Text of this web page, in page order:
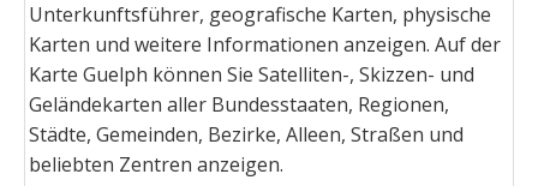
Unterkunftsführer, geografische Karten, physische
Karten und weitere Informationen anzeigen. Auf der
Karte Guelph können Sie Satelliten-, Skizzen- und
Geländekarten aller Bundesstaaten, Regionen,
Städte, Gemeinden, Bezirke, Alleen, Straßen und
beliebten Zentren anzeigen.